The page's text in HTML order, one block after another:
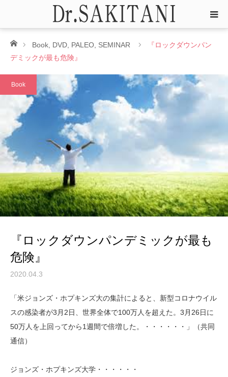
ホームBook DVD PALEO SEMINAR
『ロックダウンパン
デミックが最も危険』
Book
『ロックダウンパンデミックが最も
危険』
2020.04.3
「米ジョンズ・ホプキンズ大の集計によると、新型コロナウイル
スの感染者が3月2日、世界全体で100万人を超えた。3月26日に
50万人を上回ってから1週間で倍増した。・・・・・・」（共同
通信）
ジョンズ・ホプキンズ大学・・・・・・